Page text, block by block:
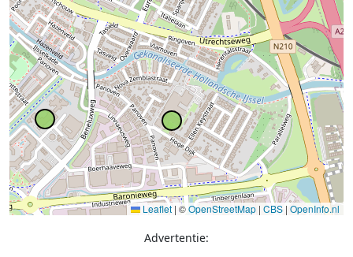
Leaflet | ©OpenStreetMap | CBS | OpenInfo.nl
Advertentie: